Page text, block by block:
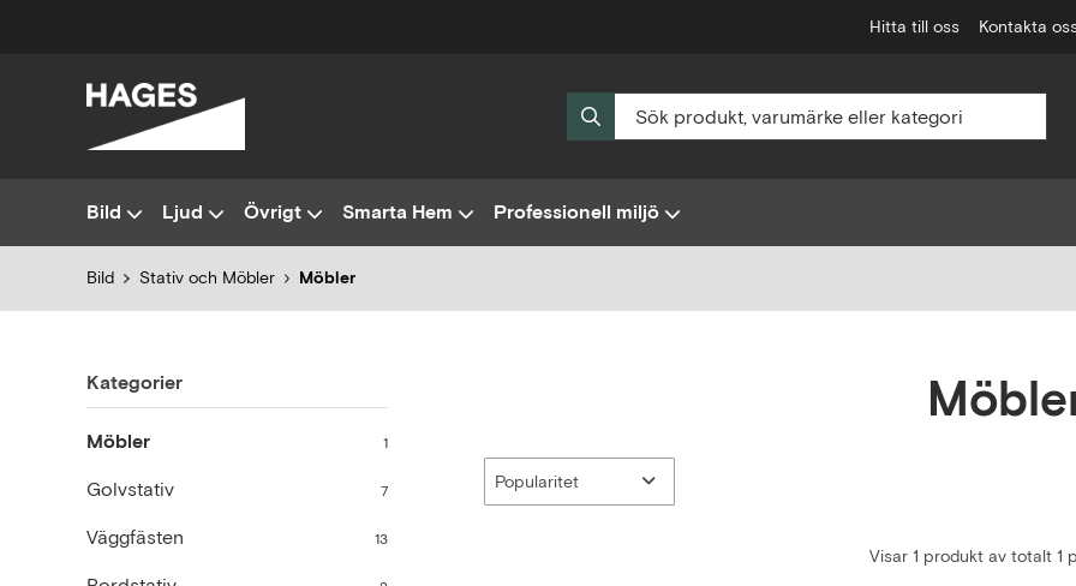
Hitta till oss Kontakta
Bild Ljud Övrigt Smarta Hem Professionell miljö
Bild Stativ och Möbler Möbler
Kategorier
Möbler 1
Golvstativ 7
Väggfästen 13
Visar 1 produkt av totalt 1